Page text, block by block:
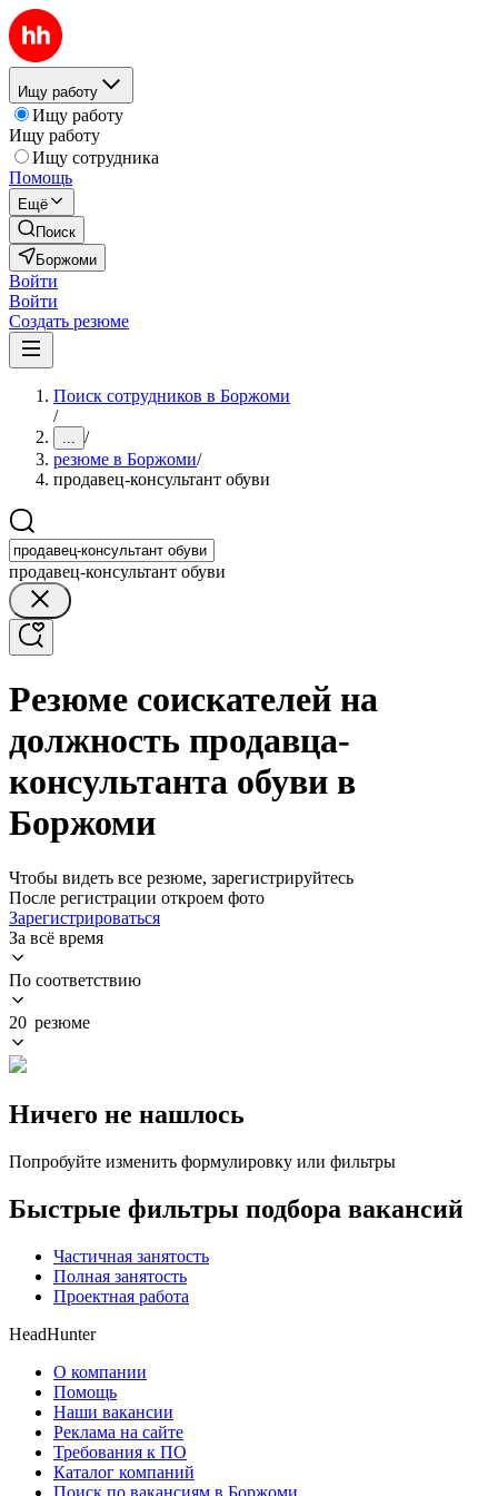
Ищу работу
Ищу работу
Ищу работу
Ищу сотрудника
Помощь
Ещё
Поиск
Боржоми
Войти
Войти
Создать резюме
Поиск сотрудников в Боржоми
/
... /
резюме в Боржоми/
продавец-консультант обуви
продавец-консультант обуви
Резюме соискателей на
должность продавца-
консультанта обуви в
Боржоми
Чтобы видеть все резюме, зарегистрируйтесь
После регистрации откроем фото
Зарегистрироваться
За всё время
По соответствию
20 резюме
Ничего не нашлось
Попробуйте изменить формулировку или фильтры
Быстрые фильтры подбора вакансий
Частичная занятость
Полная занятость
Проектная работа
HeadHunter
О компании
Помощь
Наши вакансии
Реклама на сайте
Требования к ПО
Каталог компаний
Поиск по вакансиям в Боржоми